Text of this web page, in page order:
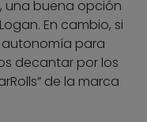
una buena opción
En cambio, si
para
decantar por los
de la marca